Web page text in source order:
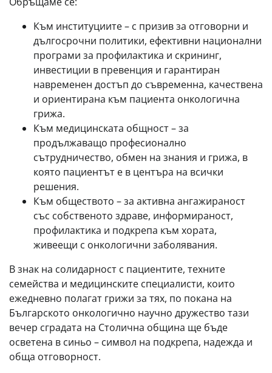
Към институциите – с призив за отговорни и
дългосрочни политики, ефективни национални
програми за профилактика и скрининг,
инвестиции в превенция и гарантиран
навременен достъп до съвременна, качествена
и ориентирана към пациента онкологична
грижа.
Към медицинската общност – за
продължаващо професионално
сътрудничество, обмен на знания и грижа, в
която пациентът е в центъра на всички
решения.
Към обществото – за активна ангажираност
със собственото здраве, информираност,
профилактика и подкрепа към хората,
живеещи с онкологични заболявания.
В знак на солидарност с пациентите, техните
семейства и медицинските специалисти, които
ежедневно полагат грижи за тях, по покана на
Българското онкологично научно дружество тази
вечер сградата на Столична община ще бъде
осветена в синьо – символ на подкрепа, надежда и
обща отговорност.